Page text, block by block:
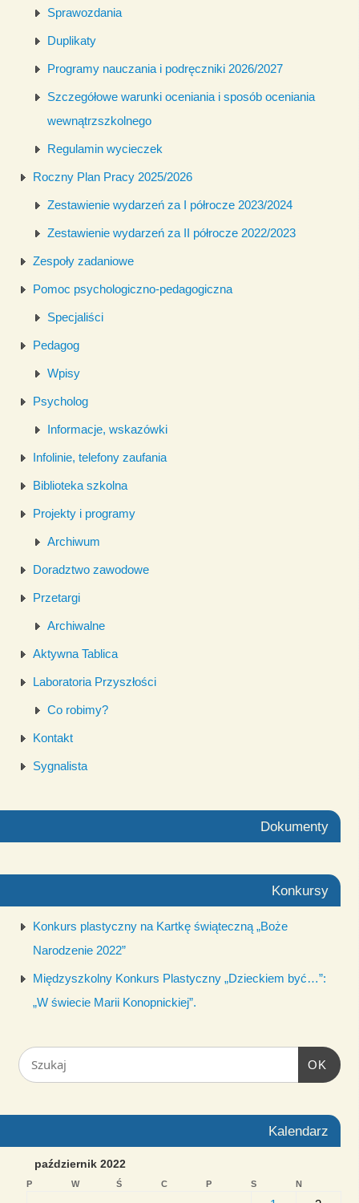
Sprawozdania
Duplikaty
Programy nauczania i podręczniki 2026/2027
Szczegółowe warunki oceniania i sposób oceniania
wewnątrzszkolnego
Regulamin wycieczek
Roczny Plan Pracy 2025/2026
Zestawienie wydarzeń za I półrocze 2023/2024
Zestawienie wydarzeń za II półrocze 2022/2023
Zespoły zadaniowe
Pomoc psychologiczno-pedagogiczna
Specjaliści
Pedagog
Wpisy
Psycholog
Informacje, wskazówki
Infolinie, telefony zaufania
Biblioteka szkolna
Projekty i programy
Archiwum
Doradztwo zawodowe
Przetargi
Archiwalne
Aktywna Tablica
Laboratoria Przyszłości
Co robimy?
Kontakt
Sygnalista
Dokumenty
Konkursy
Konkurs plastyczny na Kartkę świąteczną „Boże
Narodzenie 2022”
Międzyszkolny Konkurs Plastyczny „Dzieckiem być…”:
„W świecie Marii Konopnickiej”.
OK
Kalendarz
październik 2022
P W Ś C P S N